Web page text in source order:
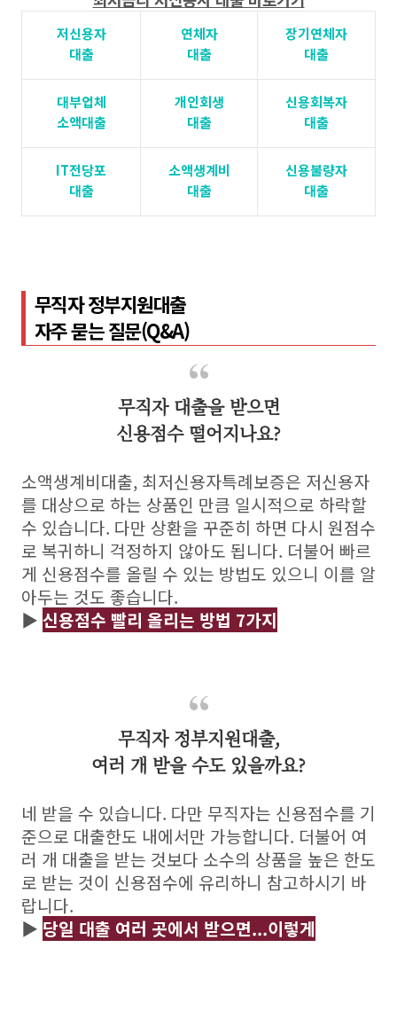
저신용자
대출
연체자
대출
장기연체자
대출
대부업체
소액대출
개인회생
대출
신용회복자
대출
IT전당포
대출
소액생계비
대출
신용불량자
대출
무직자 정부지원대출
자주 묻는 질문(Q&A)
무직자 대출을 받으면
신용점수 떨어지나요?
소액생계비대출, 최저신용자특례보증은 저신용자
를 대상으로 하는 상품인 만큼 일시적으로 하락할
수 있습니다. 다만 상환을 꾸준히 하면 다시 원점수
로 복귀하니 걱정하지 않아도 됩니다. 더불어 빠르
게 신용점수를 올릴 수 있는 방법도 있으니 이를 알
아두는 것도 좋습니다.
▶ 신용점수 빨리 올리는 방법 7가지
무직자 정부지원대출,
여러 개 받을 수도 있을까요?
네 받을 수 있습니다. 다만 무직자는 신용점수를 기
준으로 대출한도 내에서만 가능합니다. 더불어 여
러 개 대출을 받는 것보다 소수의 상품을 높은 한도
로 받는 것이 신용점수에 유리하니 참고하시기 바
랍니다.
▶ 당일 대출 여러 곳에서 받으면...이렇게